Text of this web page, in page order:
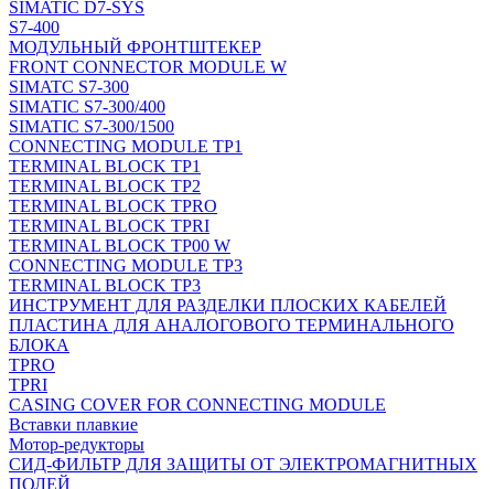
SIMATIC D7-SYS
S7-400
МОДУЛЬНЫЙ ФРОНТШТЕКЕР
FRONT CONNECTOR MODULE W
SIMATC S7-300
SIMATIC S7-300/400
SIMATIC S7-300/1500
CONNECTING MODULE TP1
TERMINAL BLOCK TP1
TERMINAL BLOCK TP2
TERMINAL BLOCK TPRO
TERMINAL BLOCK TPRI
TERMINAL BLOCK TP00 W
CONNECTING MODULE TP3
TERMINAL BLOCK TP3
ИНСТРУМЕНТ ДЛЯ РАЗДЕЛКИ ПЛОСКИХ КАБЕЛЕЙ
ПЛАСТИНА ДЛЯ АНАЛОГОВОГО ТЕРМИНАЛЬНОГО
БЛОКА
TPRO
TPRI
CASING COVER FOR CONNECTING MODULE
Вставки плавкие
Мотор-редукторы
СИД-ФИЛЬТР ДЛЯ ЗАЩИТЫ ОТ ЭЛЕКТРОМАГНИТНЫХ
ПОЛЕЙ